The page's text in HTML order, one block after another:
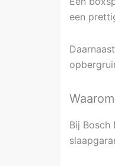
een
Bij